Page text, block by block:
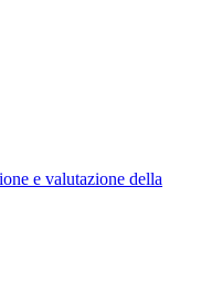
e valutazione della